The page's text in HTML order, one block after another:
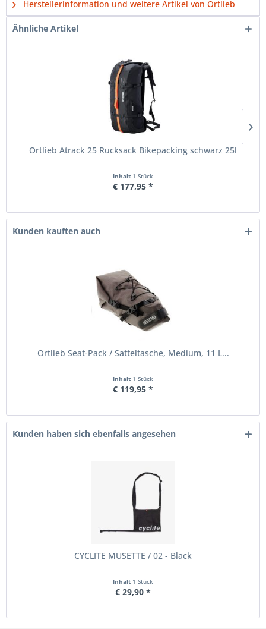
Herstellerinformation und weitere Artikel von Ortlieb
Ähnliche Artikel
Ortlieb Atrack 25 Rucksack Bikepacking schwarz 25l
Inhalt 1 Stück
€ 177,95 *
Kunden kauften auch
Ortlieb Seat-Pack / Satteltasche, Medium, 11 L...
Inhalt 1 Stück
€ 119,95 *
Kunden haben sich ebenfalls angesehen
CYCLITE MUSETTE / 02 - Black
Inhalt 1 Stück
€ 29,90 *